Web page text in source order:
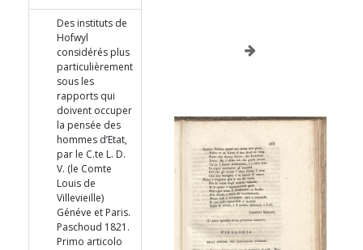
Des instituts de
Hofwyl
considérés plus
particulièrement
sous les
rapports qui
doivent occuper
la pensée des
hommes d’Etat,
par le C.te L. D.
V. (le Comte
Louis de
Villevieille)
Généve et Paris.
Paschoud 1821.
Primo articolo